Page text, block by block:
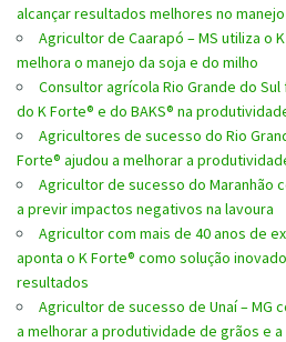
alcançar resultados melhores no manejo
Agricultor de Caarapó – MS utiliza o
melhora o manejo da soja e do milho
Consultor agrícola Rio Grande do
do K Forte® e do BAKS® na
Agricultores de sucesso do Rio
Forte® ajudou a melhorar a
Agricultor de sucesso do Maranhão
a previr impactos negativos na lavoura
Agricultor com mais de 40 anos de
aponta o K Forte® como solução
resultados
Agricultor de sucesso de Unaí – MG
a melhorar a produtividade de grãos e